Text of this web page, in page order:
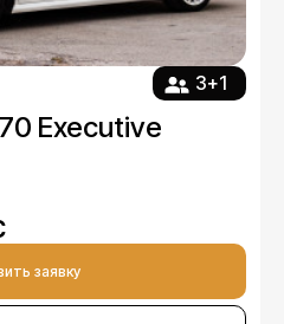
3+1
Executive
заявку